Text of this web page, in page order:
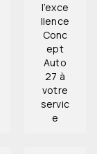
l’exce
llence
Conc
ept
Auto
27 à
votre
servic
e